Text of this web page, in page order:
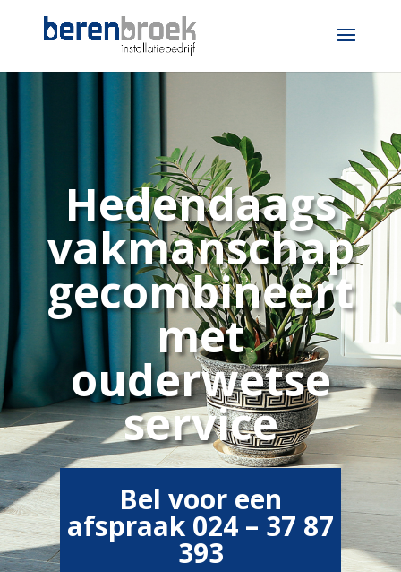
Hedendaags
vakmanschap
gecombineert
met
ouderwetse
service
Bel voor een
afspraak 024 – 37 87
393